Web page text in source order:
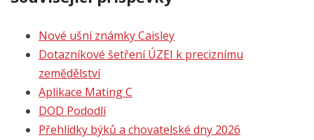
Nové ušní známky Caisley
Dotazníkové šetření ÚZEI k preciznímu
zemědělství
Aplikace Mating C
DOD Pododlí
Přehlídky býků a chovatelské dny 2026